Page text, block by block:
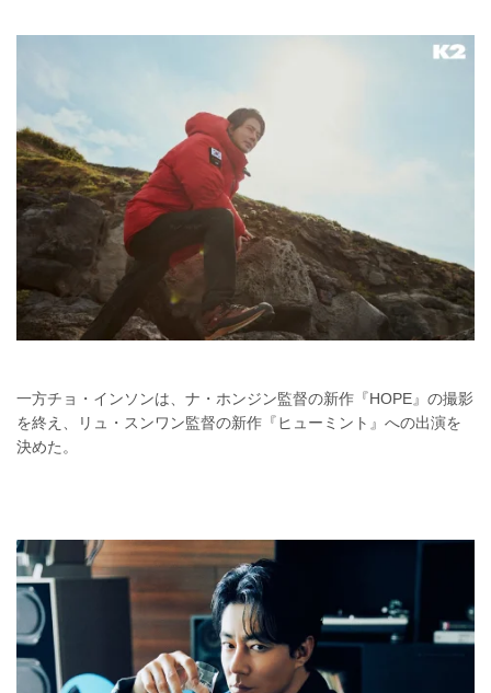
一方チョ・インソンは、ナ・ホンジン監督の新作『HOPE』の撮影
を終え、リュ・スンワン監督の新作『ヒューミント』への出演を
決めた。